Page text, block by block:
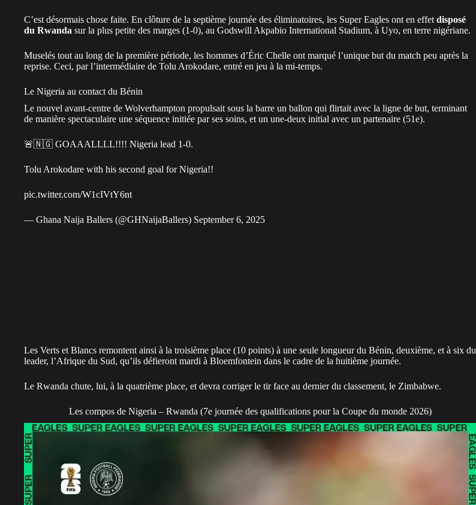
C’est désormais chose faite. En clôture de la septième journée des éliminatoires, les Super Eagles ont en effet disposé
du Rwanda sur la plus petite des marges (1-0), au Godswill Akpabio International Stadium, à Uyo, en terre nigériane.
Muselés tout au long de la première période, les hommes d’Éric Chelle ont marqué l’unique but du match peu après la
reprise. Ceci, par l’intermédiaire de Tolu Arokodare, entré en jeu à la mi-temps.
Le Nigeria au contact du Bénin
Le nouvel avant-centre de Wolverhampton propulsait sous la barre un ballon qui flirtait avec la ligne de but, terminant
de manière spectaculaire une séquence initiée par ses soins, et un une-deux initial avec un partenaire (51e).
🚨🇳🇬 GOAAALLLL!!!! Nigeria lead 1-0.
Tolu Arokodare with his second goal for Nigeria!!
pic.twitter.com/W1cIVtY6nt
— Ghana Naija Ballers (@GHNaijaBallers) September 6, 2025
Les Verts et Blancs remontent ainsi à la troisième place (10 points) à une seule longueur du Bénin, deuxième, et à six du
leader, l’Afrique du Sud, qu’ils défieront mardi à Bloemfontein dans le cadre de la huitième journée.
Le Rwanda chute, lui, à la quatrième place, et devra corriger le tir face au dernier du classement, le Zimbabwe.
Les compos de Nigeria – Rwanda (7e journée des qualifications pour la Coupe du monde 2026)